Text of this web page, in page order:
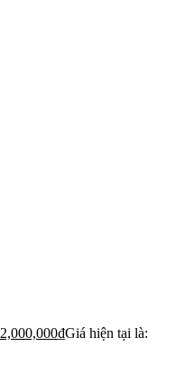
2,000,000₫Giá hiện tại là: